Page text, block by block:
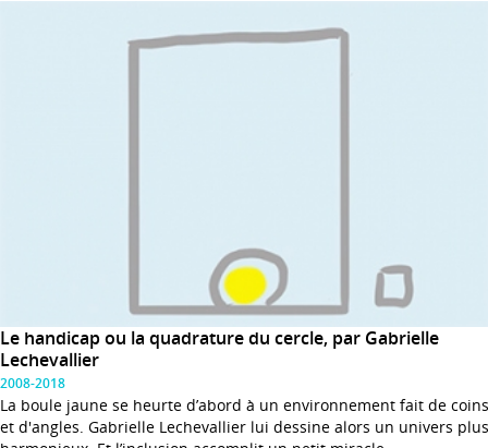
Le handicap ou la quadrature du cercle, par Gabrielle
Lechevallier
2008-2018
La boule jaune se heurte d’abord à un environnement fait de coins
et d'angles. Gabrielle Lechevallier lui dessine alors un univers plus